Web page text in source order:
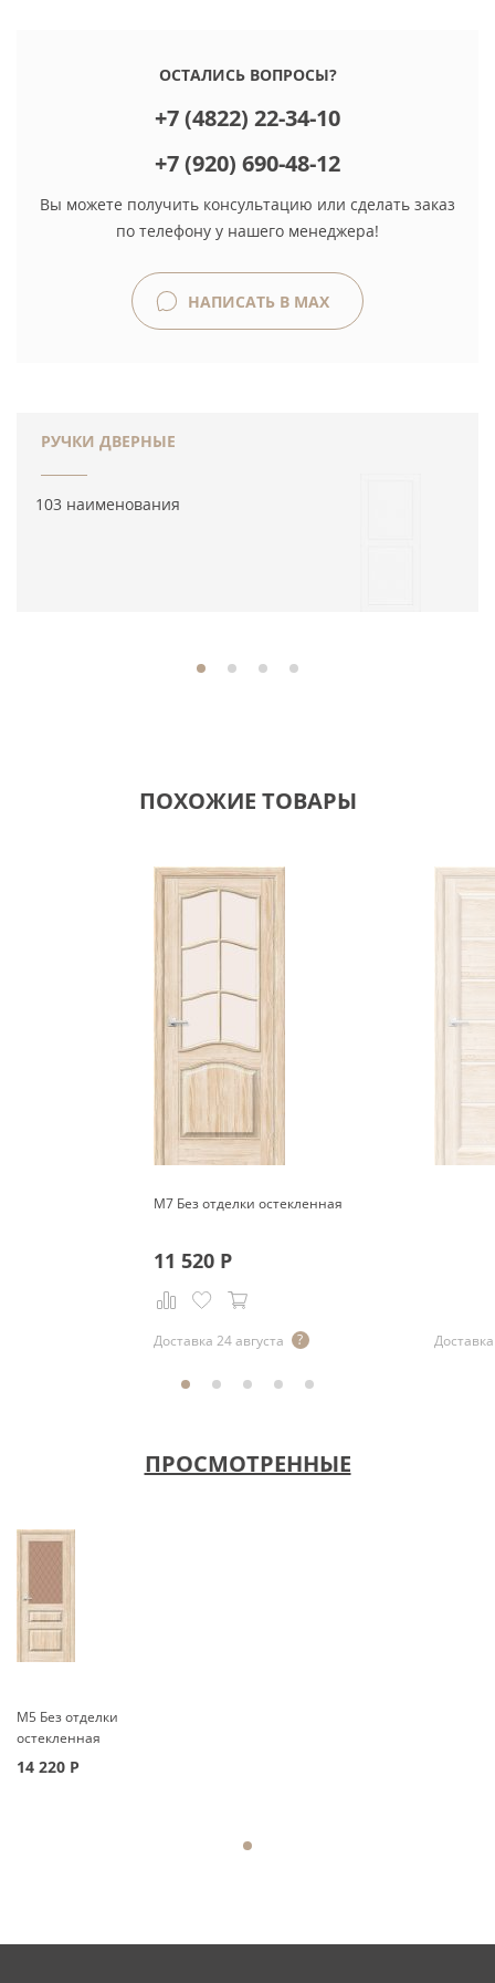
ОСТАЛИСЬ ВОПРОСЫ?
+7 (4822) 22-34-10
+7 (920) 690-48-12
Вы можете получить консультацию или сделать заказ
по телефону у нашего менеджера!
НАПИСАТЬ В MAX
РУЧКИ ДВЕРНЫЕ
103 наименования
ПОХОЖИЕ ТОВАРЫ
М7 Без отделки остекленная
11 520Р
Доставка 24 августа
ПРОСМОТРЕННЫЕ
М5 Без отделки
остекленная
14 220 Р